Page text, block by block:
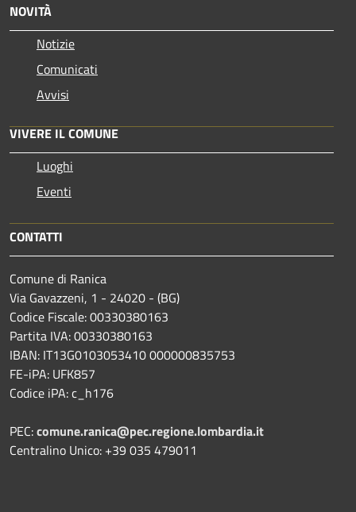
NOVITÀ
Notizie
Comunicati
Avvisi
VIVERE IL COMUNE
Luoghi
Eventi
CONTATTI
Comune di Ranica
Via Gavazzeni, 1 - 24020 - (BG)
Codice Fiscale: 00330380163
Partita IVA: 00330380163
IBAN: IT13G0103053410 000000835753
FE-iPA: UFK857
Codice iPA: c_h176
PEC:comune.ranica@pec.regione.lombardia.it
Centralino Unico: +39 035 479011